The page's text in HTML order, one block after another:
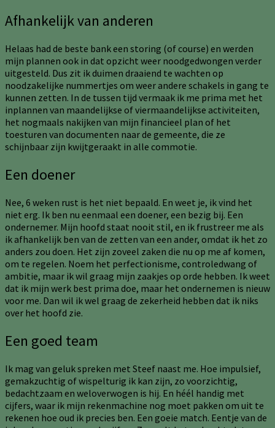
Afhankelijk van anderen
Helaas had de beste bank een storing (of course) en werden
mijn plannen ook in dat opzicht weer noodgedwongen verder
uitgesteld. Dus zit ik duimen draaiend te wachten op
noodzakelijke nummertjes om weer andere schakels in gang te
kunnen zetten. In de tussen tijd vermaak ik me prima met het
inplannen van maandelijkse of viermaandelijkse activiteiten,
het nogmaals nakijken van mijn financieel plan of het
toesturen van documenten naar de gemeente, die ze
schijnbaar zijn kwijtgeraakt in alle commotie.
Een doener
Nee, 6 weken rust is het niet bepaald. En weet je, ik vind het
niet erg. Ik ben nu eenmaal een doener, een bezig bij. Een
ondernemer. Mijn hoofd staat nooit stil, en ik frustreer me als
ik afhankelijk ben van de zetten van een ander, omdat ik het zo
anders zou doen. Het zijn zoveel zaken die nu op me af komen,
om te regelen. Noem het perfectionisme, controledwang of
ambitie, maar ik wil graag mijn zaakjes op orde hebben. Ik weet
dat ik mijn werk best prima doe, maar het ondernemen is nieuw
voor me. Dan wil ik wel graag de zekerheid hebben dat ik niks
over het hoofd zie.
Een goed team
Ik mag van geluk spreken met Steef naast me. Hoe impulsief,
gemakzuchtig of wispelturig ik kan zijn, zo voorzichtig,
bedachtzaam en weloverwogen is hij. En héél handig met
cijfers, waar ik mijn rekenmachine nog moet pakken om uit te
rekenen hoe oud ik precies ben. Een goeie match. Eentje van de